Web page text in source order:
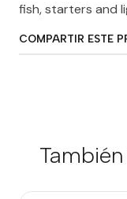
fish, starters and
COMPARTIR ESTE